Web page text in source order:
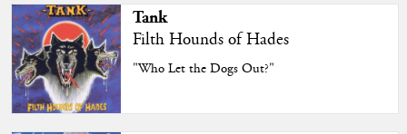
Tank
Filth Hounds of Hades
"Who Let the Dogs Out?"